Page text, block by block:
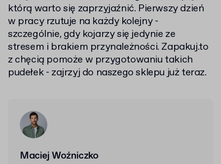
którą warto się zaprzyjaźnić. Pierwszy dzień
w pracy rzutuje na każdy kolejny -
szczególnie, gdy kojarzy się jedynie ze
stresem i brakiem przynależności. Zapakuj.to
z chęcią pomoże w przygotowaniu takich
pudełek - zajrzyj do naszego sklepu już teraz.
Maciej Woźniczko